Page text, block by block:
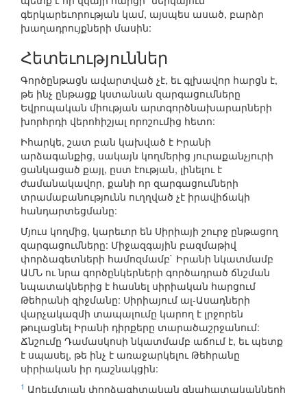
գերկարեւորության կամ, այսպես ասած, բարձր
խաղադրույքների մասին:
Հետեւություններ
Գործընթացն ավարտված չէ, եւ գլխավոր հարցն է,
թե ինչ ընթացք կստանան զարգացումները
Եվրոպական միության արտգործնախարարների
խորհրդի վերոհիշյալ որոշումից հետո:
Իհարկե, շատ բան կախված է Իրանի
արձագանքից, սակայն կողմերից յուրաքանչյուրի
ցանկացած քայլ, ըստ էության, լինելու է
ժամանակավոր, քանի որ զարգացումների
տրամաբանությունն ուղղված չէ իրավիճակի
հանդարտեցմանը:
Մյուս կողմից, կարեւոր են Սիրիայի շուրջ ընթացող
զարգացումները: Միջազգային բազմաթիվ
փորձագետների համոզմամբ` Իրանի նկատմամբ
ԱՄՆ ու նրա գործընկերների գործադրած ճնշման
նպատակներից է հասնել սիրիական հարցում
Թեհրանի զիջմանը: Սիրիայում ալ-Ասադների
վարչակազմի տապալումը կարող է լրջորեն
թուլացնել Իրանի դիրքերը տարածաշրջանում:
Ճնշումը Դամասկոսի նկատմամբ աճում է, եւ պետք
է սպասել, թե ինչ է առաջարկելու Թեհրանը
սիրիական իր դաշնակցին:
1 Արեւմտյան փորձագիտական գնահատականների